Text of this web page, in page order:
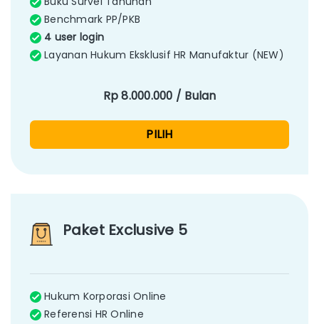
Benchmark PP/PKB
4 user login
Layanan Hukum Eksklusif HR Manufaktur (NEW)
Rp 8.000.000 / Bulan
PILIH
Paket Exclusive 5
Hukum Korporasi Online
Referensi HR Online